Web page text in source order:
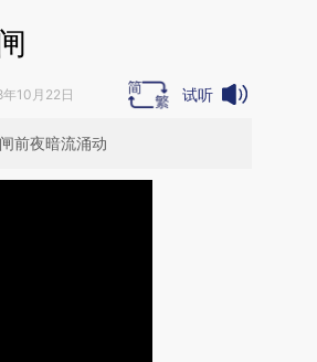
10月22日 试听
前夜暗流涌动